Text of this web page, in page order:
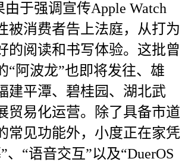
由于强调宣传Apple Watch
被消费者告上法庭，从打为
的阅读和书写体验。这批曾
“阿波龙”也即将发往、雄
建平潭、碧桂园、湖北武
贸易化运营。除了具备市道
常见功能外，小度正在家凭
、“语音交互”以及“DuerOS